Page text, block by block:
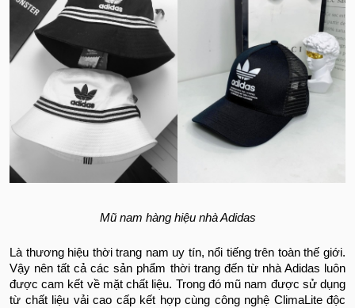
Mũ nam hàng hiệu nhà Adidas
Là thương hiệu thời trang nam uy tín, nổi tiếng trên toàn thế giới.
Vậy nên tất cả các sản phẩm thời trang đến từ nhà Adidas luôn
được cam kết về mặt chất liệu. Trong đó mũ nam được sử dụng
từ chất liệu vải cao cấp kết hợp cùng công nghệ ClimaLite độc